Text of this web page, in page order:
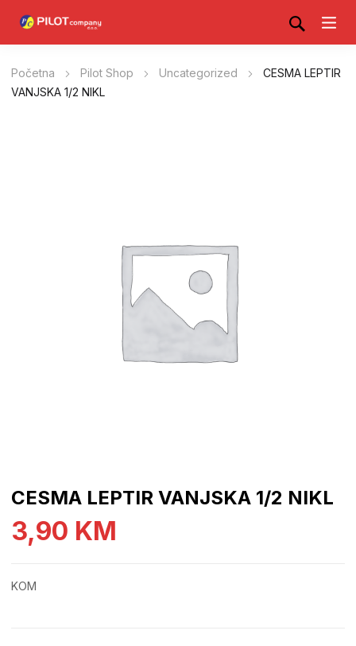
Početna Pilot Shop Uncategorized
CESMA LEPTIR
VANJSKA 1/2 NIKL
CESMA LEPTIR VANJSKA 1/2 NIKL
3,90 KM
KOM